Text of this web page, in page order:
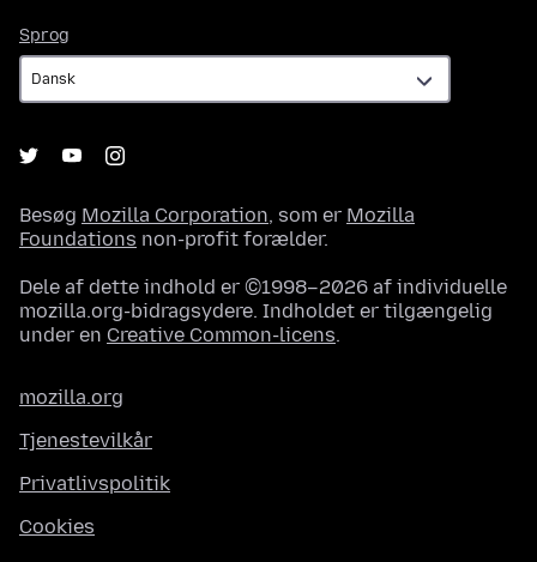
Sprog
Besøg Mozilla Corporation, som er Mozilla
Foundations non-profit forælder.
Dele af dette indhold er ©1998–2026 af individuelle
mozilla.org-bidragsydere. Indholdet er tilgængelig
under en Creative Common-licens.
mozilla.org
Tjenestevilkår
Privatlivspolitik
Cookies